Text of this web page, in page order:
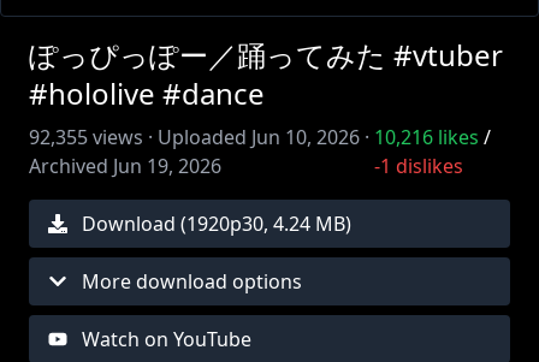
ぽっぴっぽー／踊ってみた #vtuber
#hololive #dance
92,355views · Uploaded Jun 10, 2026 ·
Archived Jun 19, 2026
10,216 likes /
-1 dislikes
Download (1920p30, 4.24 MB)
More download options
Watch on YouTube